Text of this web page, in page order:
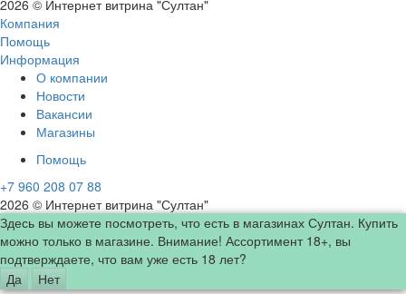
2026 © Интернет витрина "Султан"
Компания
Помощь
Информация
О компании
Новости
Вакансии
Магазины
Помощь
+7 960 208 07 88
2026 © Интернет витрина "Султан"
Здесь вы можете посмотреть, что есть в магазинах Султан. Купить
можно только в магазине. Внимание! Ассортимент 18+, вы
подтверждаете, что вам уже есть 18 лет?